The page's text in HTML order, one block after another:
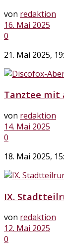
von redaktion
16. Mai 2025
0
21. Mai 2025,
Tanztee mit
von redaktion
14. Mai 2025
0
18. Mai 2025,
IX.
von redaktion
12. Mai 2025
0